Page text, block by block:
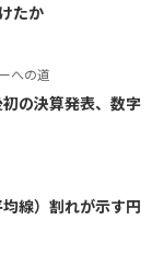
たか
への道
初の決算発表、数字
線）割れが示す円